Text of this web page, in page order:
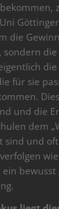
die
die
für sie
und die
dem
sind und
wie
bewusst